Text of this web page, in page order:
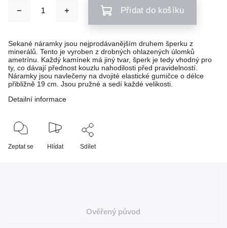
Přidat do košíku
Sekané náramky jsou nejprodávanějším druhem šperku z
minerálů. Tento je vyroben z drobných ohlazených úlomků
ametrínu. Každý kamínek má jiný tvar, šperk je tedy vhodný pro
ty, co dávají přednost kouzlu nahodilosti před pravidelností.
Náramky jsou navlečeny na dvojité elastické gumičce o délce
přibližně 19 cm. Jsou pružné a sedí každé velikosti.
Detailní informace
Zeptat se Hlídat Sdílet
Ověřený původ